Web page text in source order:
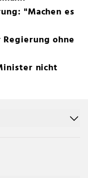
"Machen es
ohne
nicht